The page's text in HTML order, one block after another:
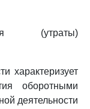
(утраты)
характеризует
оборотными
деятельности